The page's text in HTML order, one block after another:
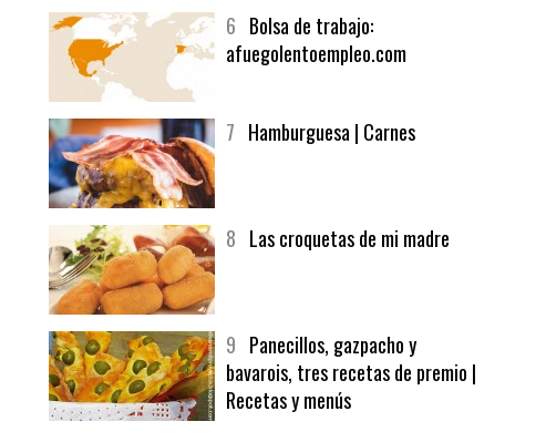
afuegolentoempleo.com